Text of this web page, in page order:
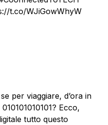
t.co/WJiGowWhyW
per viaggiare, d’ora in
Ecco,
tutto questo